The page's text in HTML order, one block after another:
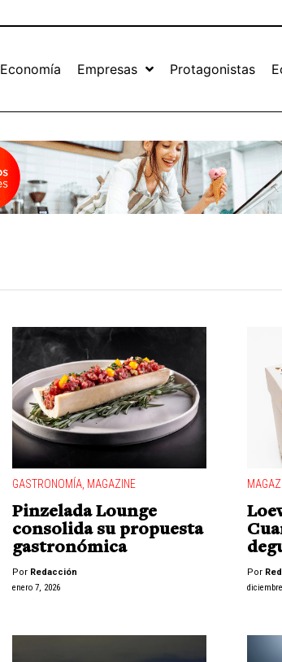
Economía Empresas Protagonistas
GASTRONOMÍA, MAGAZINE
Pinzelada Lounge
consolida su propuesta
gastronómica
Por Redacción
enero 7, 2026
Por